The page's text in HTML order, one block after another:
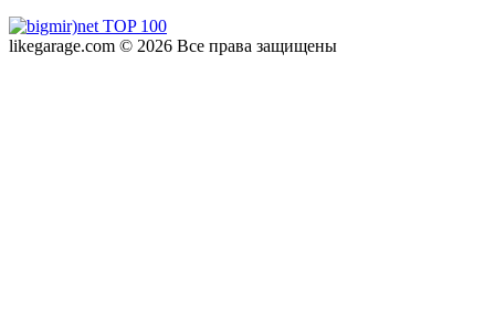
likegarage.com © 2026 Все права защищены